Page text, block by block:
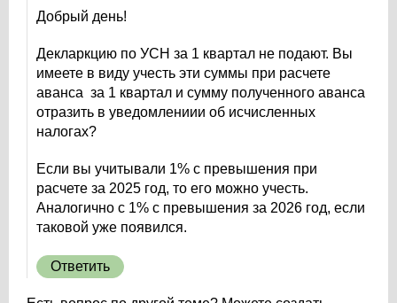
Добрый день!
Декларкцию по УСН за 1 квартал не подают. Вы
имеете в виду учесть эти суммы при расчете
аванса за 1 квартал и сумму полученного аванса
отразить в уведомлениии об исчисленных
налогах?
Если вы учитывали 1% с превышения при
расчете за 2025 год, то его можно учесть.
Аналогично с 1% с превышения за 2026 год, если
таковой уже появился.
Ответить